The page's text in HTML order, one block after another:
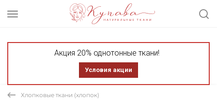
Акция 20% однотонные ткани!
Условия акции
Хлопковые ткани (хлопок)